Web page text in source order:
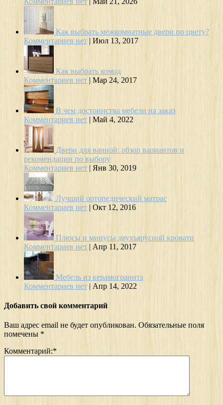
Как выбрать межкомнатные двери по цвету?
Комментариев нет | Июл 13, 2017
Как выбрать комод
Комментариев нет | Мар 24, 2017
В чем достоинства мебели на заказ
Комментариев нет | Май 4, 2022
Двери для ванной: обзор вариантов и
рекомендации по выбору
Комментариев нет | Янв 30, 2019
Лучший ортопедический матрас
Комментариев нет | Окт 12, 2016
Плюсы и минусы двухъярусной кровати
Комментариев нет | Апр 11, 2017
Мебель из керамогранита
Комментариев нет | Апр 14, 2022
Добавить свой комментарий
Ваш адрес email не будет опубликован. Обязательные поля
помечены *
Комментарий:*